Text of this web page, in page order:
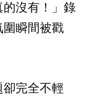
沒有！」錄
圍瞬間被戳
完全不輕